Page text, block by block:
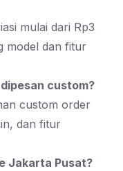
mulai dari Rp3
model dan fitur
custom?
custom order
dan fitur
Jakarta Pusat?